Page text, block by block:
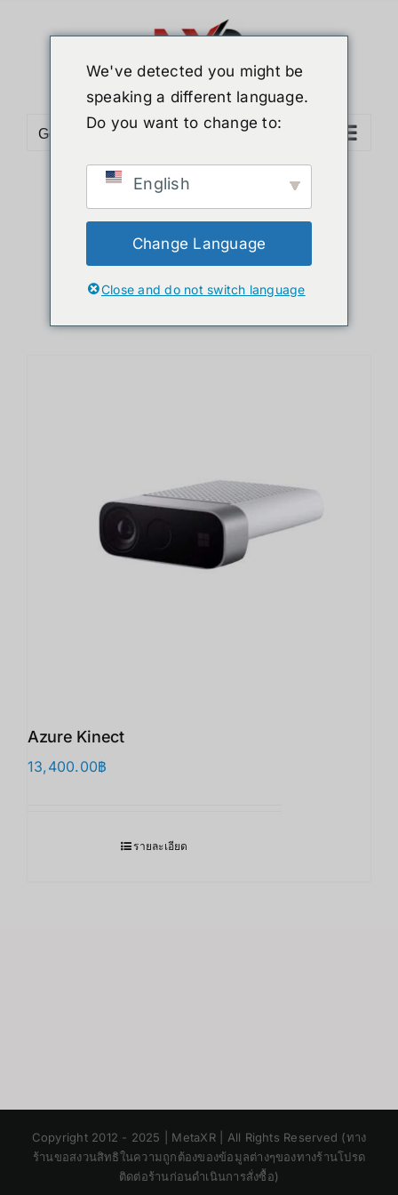
Go to...
Sort byPopularity
Show12 Products
Azure Kinect
13,400.00฿
รายละเอียด
Copyright 2012 - 2025 | MetaXR | All Rights Reserved (ทาง
ร้านขอสงวนสิทธิในความถูกต้องของข้อมูลต่างๆของทางร้านโปรด
ติดต่อร้านก่อนดำเนินการสั่งซื้อ)
We've detected you might be
speaking a different language.
Do you want to change to:
English
Change Language
Close and do not switch language
Chinese